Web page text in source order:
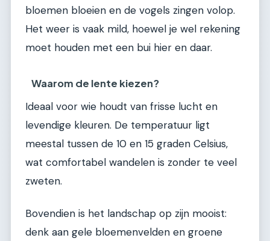
bloemen bloeien en de vogels zingen volop.
Het weer is vaak mild, hoewel je wel rekening
moet houden met een bui hier en daar.
Waarom de lente kiezen?
Ideaal voor wie houdt van frisse lucht en
levendige kleuren. De temperatuur ligt
meestal tussen de 10 en 15 graden Celsius,
wat comfortabel wandelen is zonder te veel
zweten.
Bovendien is het landschap op zijn mooist:
denk aan gele bloemenvelden en groene